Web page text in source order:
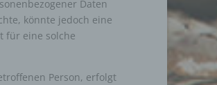
Daten
könnte jedoch eine
für eine solche
Person, erfolgt